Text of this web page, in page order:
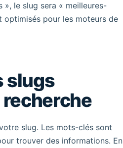
», le slug sera « meilleures-
pour les moteurs de
slugs
slug. Les mots-clés sont
trouver des informations. En